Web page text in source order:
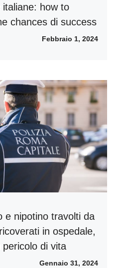
italiane: how to
chances di success
Febbraio 1, 2024
e nipotino travolti da
in ospedale,
pericolo di vita
Gennaio 31, 2024